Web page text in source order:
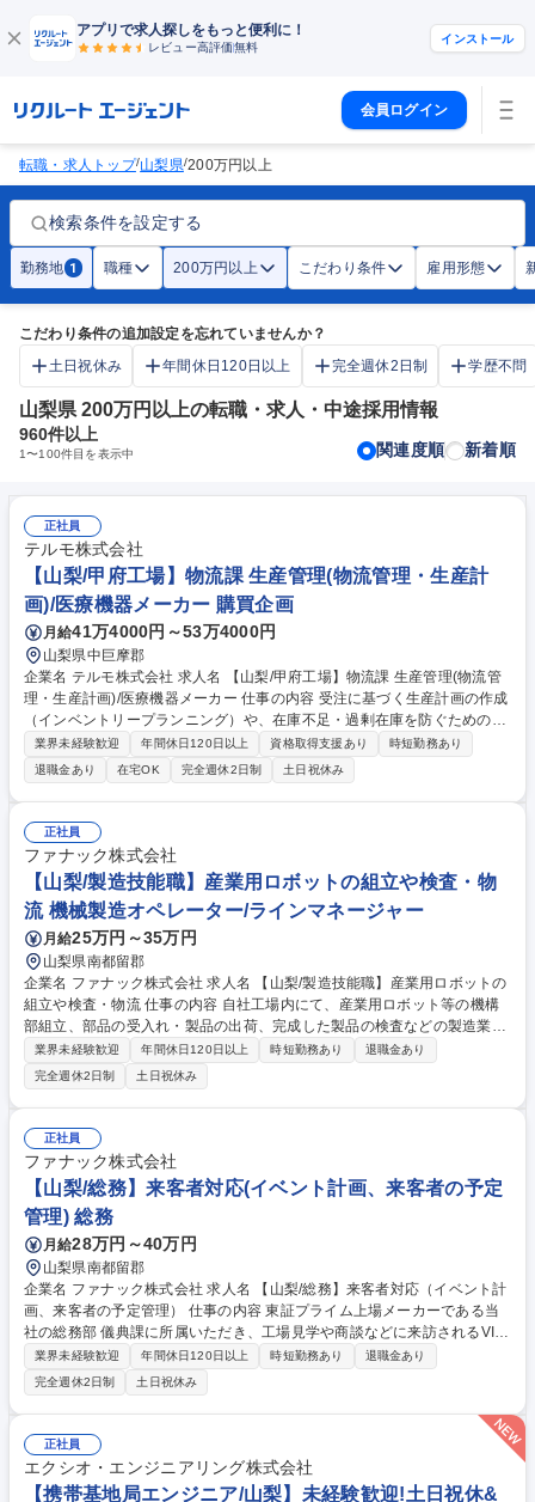
アプリで求人探しをもっと便利に！
レビュー高評価無料
インストール
会員ログイン
転職・求人トップ/山梨県/200万円以上
検索条件を設定する
勤務地 1 職種 200万円以上 こだわり条件 雇用形態
こだわり条件の追加設定を忘れていませんか？
土日祝休み
年間休日120日以上 完全週休2日制 学歴不問
山梨県 200万円以上の転職・求人・中途採用情報
960件以上
1〜100件目を表示中 関連度順 新着順
正社員
テルモ株式会社
【山梨/甲府工場】物流課 生産管理(物流管理・生産計
画)/医療機器メーカー 購買企画
月給41万4000円～53万4000円
山梨県中巨摩郡
企業名 テルモ株式会社 求人名 【山梨/甲府工場】物流課 生産管理(物流管
理・生産計画)/医療機器メーカー 仕事の内容 受注に基づく生産計画の作成
（インベントリープランニング）や、在庫不足・過剰在庫を防ぐための需
給調整を担当します。本社や調達・サプライヤーなどの関係部門と連携
し、組織横断で供給体制を最適化します。 (1)生産・在庫計画:SAPやMES
などのシステムを活用した需給調整 (2)調整・推進業務:本社（S&OP）や
サプライヤーとの連携、突発的な問題発生時の関係部署を巻き込んだ意思
決定のリード (3)改善・高度化業務:AIを活用した生産計画の最適化や、Ex
celベース業務の効率化・自動化の検討、最新SCM知識の取り込み ※英語
は翻訳ツールを使用しながら文章のやり取りができれば問題ありません。
募集職種 【山梨/甲府工場】物流課 生産管理(物流管理・生産計画)/医療機
器メーカー
業界未経験歓迎 年間休日120日以上 資格取得支援あり
時短勤務あり
退職金あり
在宅OK 完全週休2日制 土日祝休み
正社員
ファナック株式会社
【山梨/製造技能職】産業用ロボットの組立や検査・物
流 機械製造オペレーター/ラインマネージャー
月給25万円～35万円
山梨県南都留郡
企業名 ファナック株式会社 求人名 【山梨/製造技能職】産業用ロボットの
組立や検査・物流 仕事の内容 自社工場内にて、産業用ロボット等の機構
部組立、部品の受入れ・製品の出荷、完成した製品の検査などの製造業務
全般をお任せします。ご経験や希望を考慮して配属先を決定します。 【業
務詳細】自動車、IT機器、医療などあらゆる部品加工に使われる工作機械
の製造を担います。入社後は基礎教育を実施し、徐々に業務知識を習得し
ていただきます。配属先は【1】部品の受入れや製品の出荷【2】工作機械
の組立【3】工作機械の検査のいずれかのポジションにて業務を担ってい
ただく予定です。※重量物を取扱う場合がございます。※自社製品を自社
内で組み立てることが中心となるため、基本は工場内勤務です。 募集職種
【山梨/製造技能職】産業用ロボットの組立や検査・物流
業界未経験歓迎 年間休日120日以上 時短勤務あり
退職金あり
完全週休2日制
土日祝休み
正社員
ファナック株式会社
【山梨/総務】来客者対応(イベント計画、来客者の予定
管理) 総務
月給28万円～40万円
山梨県南都留郡
企業名 ファナック株式会社 求人名 【山梨/総務】来客者対応（イベント計
画、来客者の予定管理） 仕事の内容 東証プライム上場メーカーである当
社の総務部 儀典課に所属いただき、工場見学や商談などに来訪されるVIP
（社長・役員クラス）・お客様の接遇、スケジュール調整等の業務をご担
当いただきます。 【業務詳細】■来訪者の接遇・スケジュール管理等がメ
インの仕事です。■入社後まず接遇業務を担当いただき、現場運営の流れ
や基礎をしっかりと身につけていただく予定です。その上で将来的にはチ
ームの中心メンバーとして、課を牽引していただくことを期待していま
す。■本社へのご来社（社長や役員との面談）が週に3～5件程度、工場見
学など別館へのご来社が週に10～15件程度あります。 募集職種 【山梨/総
業界未経験歓迎 年間休日120日以上 時短勤務あり
退職金あり
完全週休2日制
土日祝休み
正社員
エクシオ・エンジニアリング株式会社
【携帯基地局エンジニア/山梨】未経験歓迎!土日祝休&